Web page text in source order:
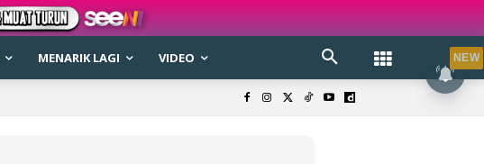
MENARIK LAGI VIDEO NEW